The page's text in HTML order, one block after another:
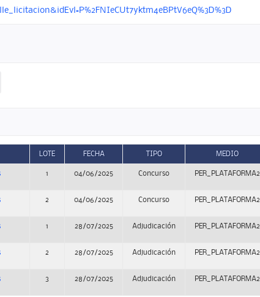
LOTE FECHA TIPO MEDIO
1 04/06/2025 Concurso PER_PLATAFORMA2
2 04/06/2025 Concurso PER_PLATAFORMA2
1 28/07/2025 Adjudicación PER_PLATAFORMA2
2 28/07/2025 Adjudicación PER_PLATAFORMA2
3 28/07/2025 Adjudicación PER_PLATAFORMA2